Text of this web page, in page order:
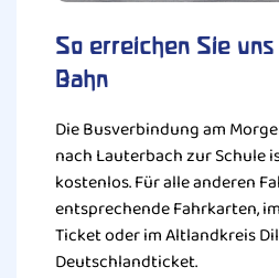
So erreichen Sie
Bahn
Die Busverbindung am
nach Lauterbach zur Schule
kostenlos. Für alle anderen
entsprechende Fahrkarten,
Ticket oder im Altlandkreis
Deutschlandticket.